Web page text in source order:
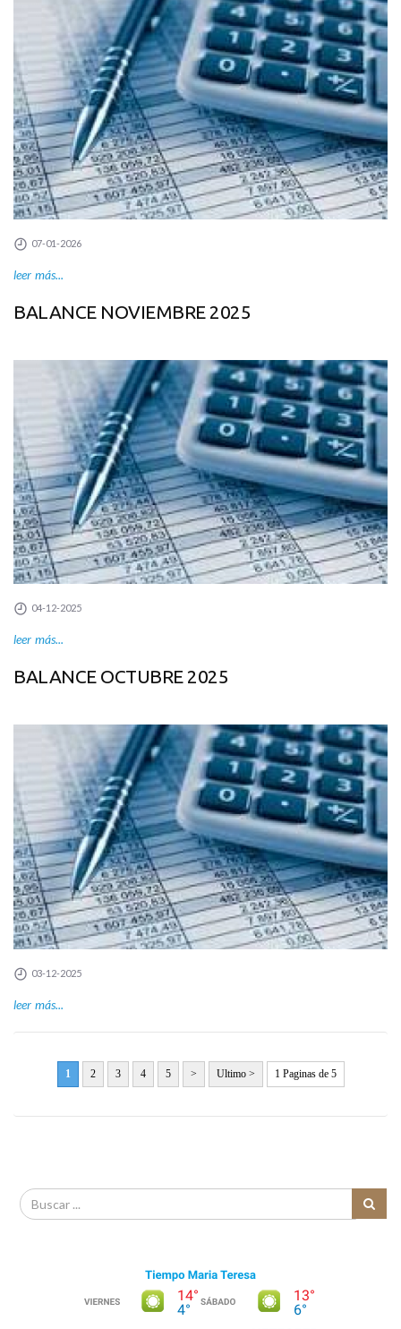
07-01-2026
leer más...
BALANCE NOVIEMBRE 2025
04-12-2025
leer más...
BALANCE OCTUBRE 2025
03-12-2025
leer más...
1 2 3 4 5 > Ultimo > 1 Paginas de 5